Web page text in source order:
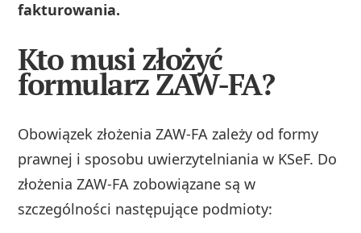
fakturowania.
Kto musi złożyć
formularz ZAW-FA?
Obowiązek złożenia ZAW-FA zależy od formy
prawnej i sposobu uwierzytelniania w KSeF. Do
złożenia ZAW-FA zobowiązane są w
szczególności następujące podmioty: